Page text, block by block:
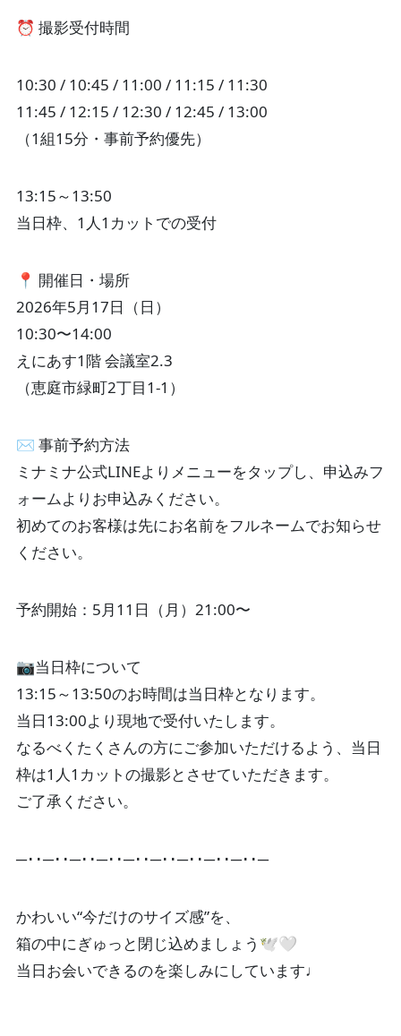
⏰ 撮影受付時間
10:30 / 10:45 / 11:00 / 11:15 / 11:30
11:45 / 12:15 / 12:30 / 12:45 / 13:00
（1組15分・事前予約優先）
13:15～13:50
当日枠、1人1カットでの受付
📍 開催日・場所
2026年5月17日（日）
10:30〜14:00
えにあす1階 会議室2.3
（恵庭市緑町2丁目1-1）
✉️ 事前予約方法
ミナミナ公式LINEよりメニューをタップし、申込みフ
ォームよりお申込みください。
初めてのお客様は先にお名前をフルネームでお知らせ
ください。
予約開始：5月11日（月）21:00〜
📷️当日枠について
13:15～13:50のお時間は当日枠となります。
当日13:00より現地で受付いたします。
なるべくたくさんの方にご参加いただけるよう、当日
枠は1人1カットの撮影とさせていただきます。
ご了承ください。
─･･─･･─･･─･･─･･─･･─･･─･･─･･─
かわいい“今だけのサイズ感”を、
箱の中にぎゅっと閉じ込めましょう🕊🤍
当日お会いできるのを楽しみにしています♩